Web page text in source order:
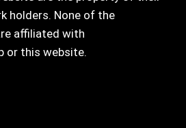
holders. None of the
affiliated with
or this website.